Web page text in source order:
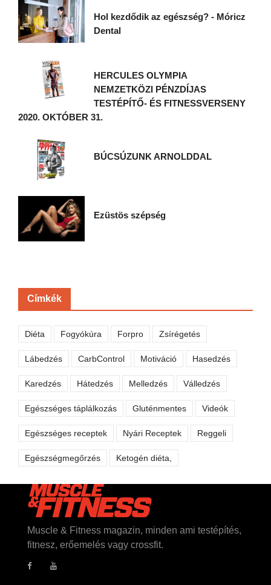
Hol kezdődik az egészség? - Móricz
Dental
HERCULES OLYMPIA
NEMZETKÖZI PÉNZDÍJAS
TESTÉPÍTŐ- ÉS FITNESSVERSENY
2020. OKTÓBER 31.
BÚCSÚZUNK ARNOLDDAL
Ezüstös szépség
Címkék
Diéta Fogyókúra Forpro Zsírégetés
Lábedzés CarbControl Motiváció Hasedzés
Karedzés Hátedzés Melledzés Válledzés
Egészséges táplálkozás Gluténmentes Videók
Egészséges receptek Nyári Receptek Reggeli
Egészségmegőrzés Ketogén diéta,
Muscle & Fitness magazin, minden ami testépítés,
fitnesz, erőemelés vagy crossfit.